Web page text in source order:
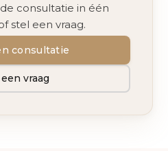
consultatie in één
stel een vraag.
consultatie
vraag